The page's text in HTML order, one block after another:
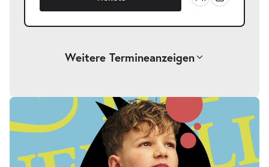
Weitere Termineanzeigen
Die unendliche Geschichte-
25.09.2026
Fr. 25.09.2026
17:00–19:00 Uhr
Tickets